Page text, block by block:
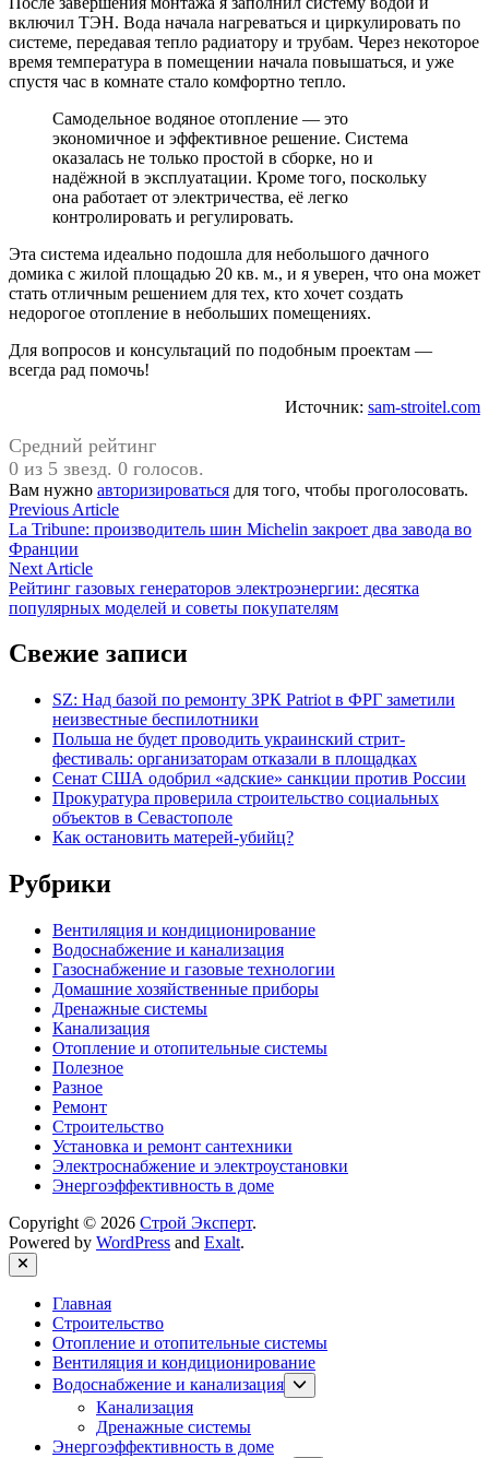
включил ТЭН. Вода начала нагреваться и циркулировать по
системе, передавая тепло радиатору и трубам. Через некоторое
время температура в помещении начала повышаться, и уже
спустя час в комнате стало комфортно тепло.
Самодельное водяное отопление — это
экономичное и эффективное решение. Система
оказалась не только простой в сборке, но и
надёжной в эксплуатации. Кроме того, поскольку
она работает от электричества, её легко
контролировать и регулировать.
Эта система идеально подошла для небольшого дачного
домика с жилой площадью 20 кв. м., и я уверен, что она может
стать отличным решением для тех, кто хочет создать
недорогое отопление в небольших помещениях.
Для вопросов и консультаций по подобным проектам —
всегда рад помочь!
Источник: sam-stroitel.com
Средний рейтинг
0 из 5 звезд. 0 голосов.
Вам нужно авторизироваться для того, чтобы проголосовать.
Навигация
по
записям
Previous ArticlePrevious
article:
La Tribune: производитель шин Michelin закроет два завода во
Франции
Next ArticleNext
article:
Рейтинг газовых генераторов электроэнергии: десятка
популярных моделей и советы покупателям
Свежие записи
SZ: Над базой по ремонту ЗРК Patriot в ФРГ заметили
неизвестные беспилотники
Польша не будет проводить украинский стрит-
фестиваль: организаторам отказали в площадках
Сенат США одобрил «адские» санкции против России
Прокуратура проверила строительство социальных
объектов в Севастополе
Как остановить матерей-убийц?
Рубрики
Вентиляция и кондиционирование
Водоснабжение и канализация
Газоснабжение и газовые технологии
Домашние хозяйственные приборы
Дренажные системы
Канализация
Отопление и отопительные системы
Полезное
Разное
Ремонт
Строительство
Установка и ремонт сантехники
Электроснабжение и электроустановки
Энергоэффективность в доме
Copyright © 2026 Строй Эксперт.
Powered by WordPress and Exalt.
Close
Главная
Строительство
Отопление и отопительные системы
Вентиляция и кондиционирование
Водоснабжение и канализация
Show
sub
Канализация
Дренажные системы
Энергоэффективность в доме